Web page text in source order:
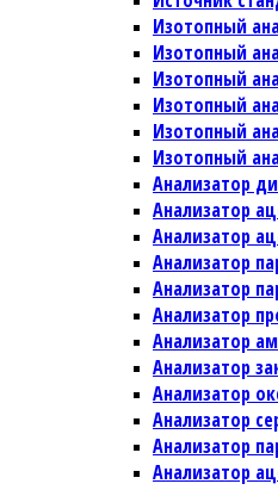
Изотопный
Изотопный
Изотопный
Изотопный
Изотопный
Изотопный
Анализатор
Анализатор
Анализатор
Анализатор
Анализатор
Анализатор
Анализатор
Анализатор
Анализатор
Анализатор
Анализатор
Анализатор